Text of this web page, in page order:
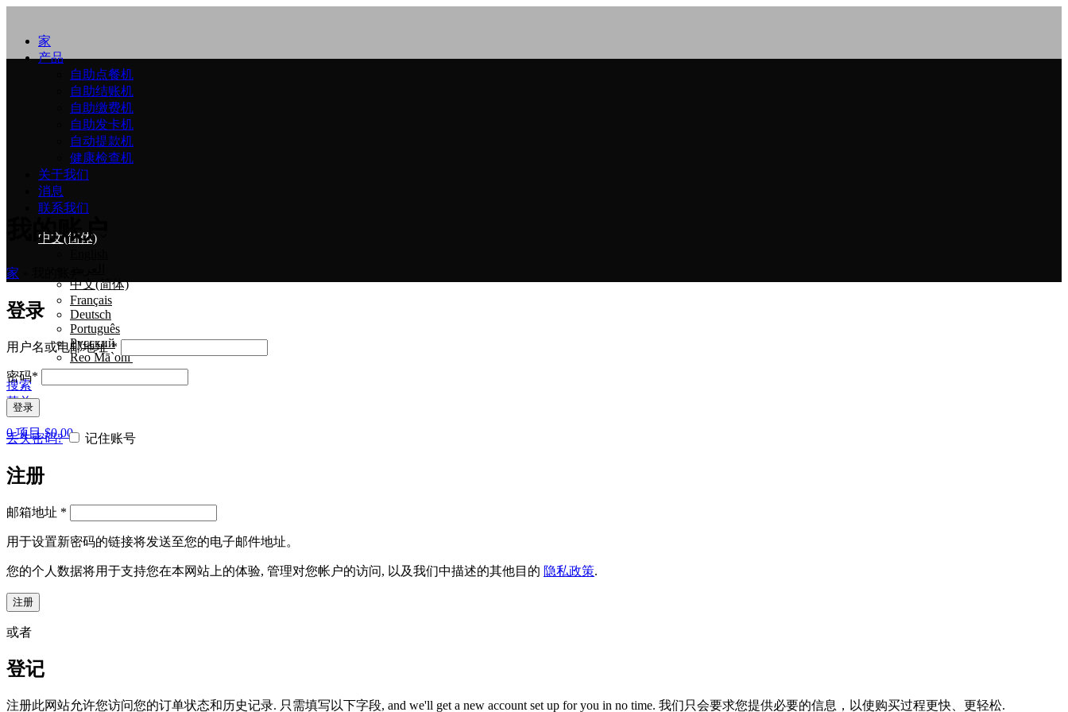
家
产品
自助点餐机
自助结账机
自助缴费机
自助发卡机
自动提款机
健康检查机
关于我们
消息
联系我们
中文(简体)
中文(简体)
Français
Deutsch
Português
Русский
Reo Mā`ohi'
搜索
菜单
0项目 $0.00
我的账户
家
登录
用户名或电邮地址*
密码*
登录
丢失密码? 记住账号
注册
邮箱地址 *
用于设置新密码的链接将发送至您的电子邮件地址。
您的个人数据将用于支持您在本网站上的体验, 管理对您帐户的访问, 以及我们中描述的其他目的 隐私政策.
注册
或者
登记
注册此网站允许您访问您的订单状态和历史记录. 只需填写以下字段, and we'll get a new account set up for you in no time. 我们只会要求您提供必要的信息，以使购买过程更快、更轻松.